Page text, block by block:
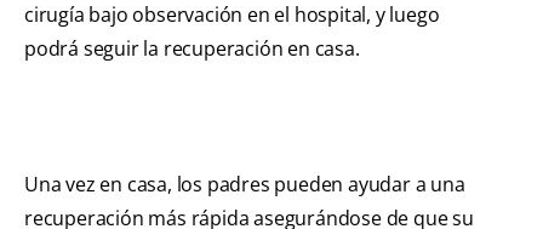
cirugía bajo observación en el hospital, y luego
podrá seguir la recuperación en casa.
Una vez en casa, los padres pueden ayudar a una
recuperación más rápida asegurándose de que su